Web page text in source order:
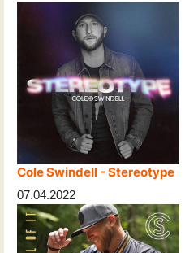
Cole Swindell - Stereotype
07.04.2022